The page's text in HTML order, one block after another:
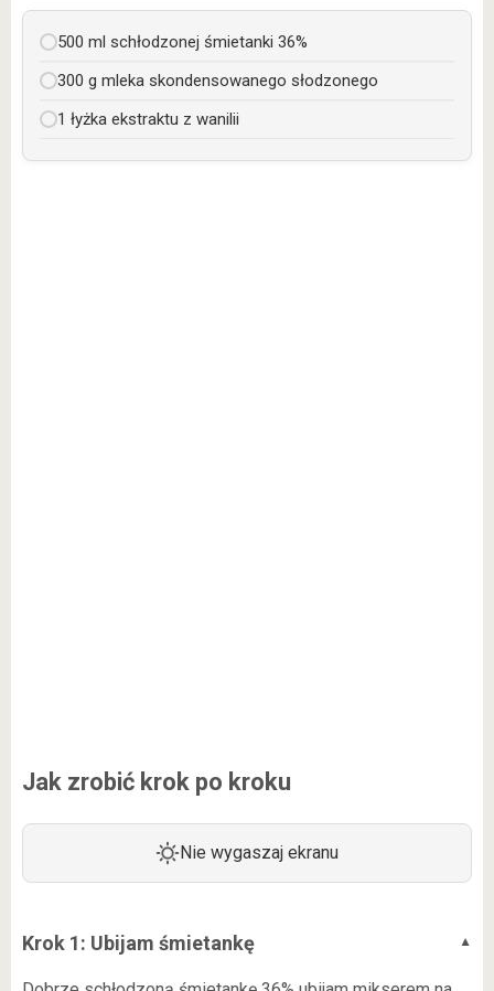
500 ml schłodzonej śmietanki 36%
300 g mleka skondensowanego słodzonego
1 łyżka ekstraktu z wanilii
Jak zrobić krok po kroku
Nie wygaszaj ekranu
Krok 1: Ubijam śmietankę